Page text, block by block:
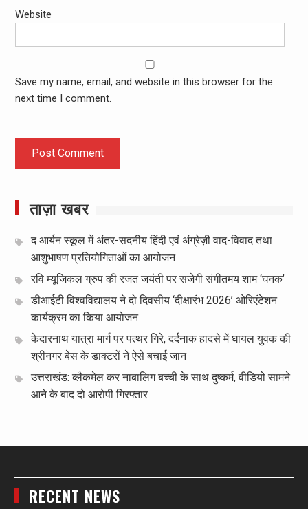
Website
Save my name, email, and website in this browser for the
next time I comment.
ताज़ा खबर
द आर्यन स्कूल में अंतर-सदनीय हिंदी एवं अंग्रेज़ी वाद-विवाद तथा
आशुभाषण प्रतियोगिताओं का आयोजन
रवि म्यूजिकल ग्रुप की रजत जयंती पर सजेगी संगीतमय शाम ‘घनक’
डीआईटी विश्वविद्यालय ने दो दिवसीय ‘दीक्षारंभ 2026’ ओरिएंटेशन
कार्यक्रम का किया आयोजन
केदारनाथ यात्रा मार्ग पर पत्थर गिरे, दर्दनाक हादसे में घायल युवक की
श्रीनगर बेस के डाक्टरों ने ऐसे बचाई जान
उत्तराखंड: ब्लैकमेल कर नाबालिग बच्ची के साथ दुष्कर्म, वीडियो सामने
आने के बाद दो आरोपी गिरफ्तार
RECENT NEWS